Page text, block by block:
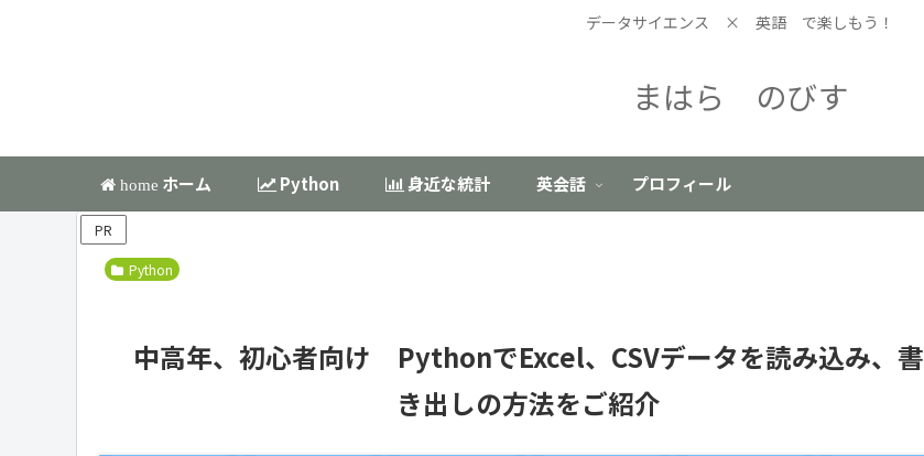
データサイエンス × 英語 で楽しもう！
まはら のびす
home ホーム Python 身近な統計 英会話 プロフィール
PR
Python
中高年、初心者向け PythonでExcel、CSVデータを読み込み、書
き出しの方法をご紹介